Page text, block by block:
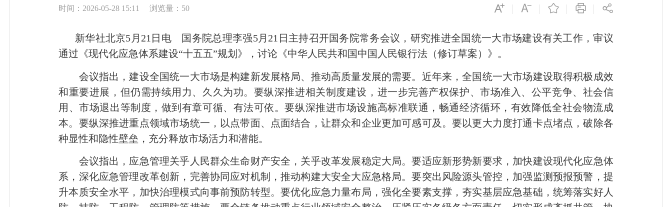
时间：2026-05-28 15:11 浏览量：50
新华社北京5月21日电 国务院总理李强5月21日主持召开国务院常务会议，研究推进全国统一大市场建设有关工作，审议
通过《现代化应急体系建设“十五五”规划》，讨论《中华人民共和国中国人民银行法（修订草案）》。
会议指出，建设全国统一大市场是构建新发展格局、推动高质量发展的需要。近年来，全国统一大市场建设取得积极成效
和重要进展，但仍需持续用力、久久为功。要纵深推进相关制度建设，进一步完善产权保护、市场准入、公平竞争、社会信
用、市场退出等制度，做到有章可循、有法可依。要纵深推进市场设施高标准联通，畅通经济循环，有效降低全社会物流成
本。要纵深推进重点领域市场统一，以点带面、点面结合，让群众和企业更加可感可及。要以更大力度打通卡点堵点，破除各
种显性和隐性壁垒，充分释放市场活力和潜能。
会议指出，应急管理关乎人民群众生命财产安全，关乎改革发展稳定大局。要适应新形势新要求，加快建设现代化应急体
系，深化应急管理改革创新，完善协同应对机制，推动构建大安全大应急格局。要突出风险源头管控，加强监测预报预警，提
升本质安全水平，加快治理模式向事前预防转型。要优化应急力量布局，强化全要素支撑，夯实基层应急基础，统筹落实好人